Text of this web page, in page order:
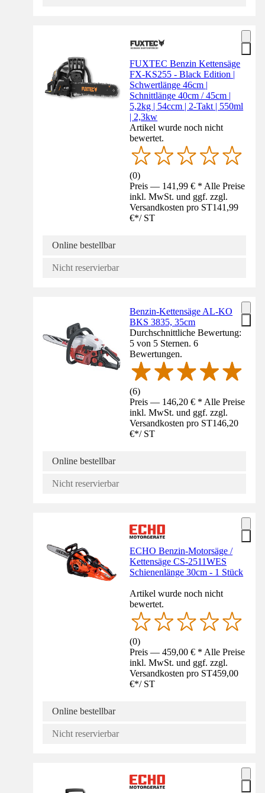
FUXTEC Benzin Kettensäge
FX-KS255 - Black Edition |
Schwertlänge 46cm |
Schnittlänge 40cm / 45cm |
5,2kg | 54ccm | 2-Takt | 550ml
| 2,3kw
Artikel wurde noch nicht
bewertet.
(0)
Preis — 141,99 € * Alle Preise
inkl. MwSt. und ggf. zzgl.
Versandkosten pro ST141,99
€*/ ST
Online bestellbar
Nicht reservierbar
Benzin-Kettensäge AL-KO
BKS 3835, 35cm
Durchschnittliche Bewertung:
5 von 5 Sternen. 6
Bewertungen.
(6)
Preis — 146,20 € * Alle Preise
inkl. MwSt. und ggf. zzgl.
Versandkosten pro ST146,20
€*/ ST
Online bestellbar
Nicht reservierbar
ECHO Benzin-Motorsäge /
Kettensäge CS-2511WES
Schienenlänge 30cm - 1 Stück
Artikel wurde noch nicht
bewertet.
(0)
Preis — 459,00 € * Alle Preise
inkl. MwSt. und ggf. zzgl.
Versandkosten pro ST459,00
€*/ ST
Online bestellbar
Nicht reservierbar